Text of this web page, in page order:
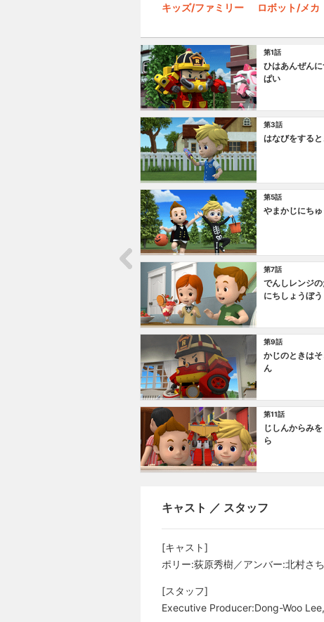
キッズ/ファミリー ロボット/メカ
第1話
ひはあんぜん
ぱい
第3話
はなびをする
第5話
やまかじにち
第7話
でんしレンジ
にちしょうぼ
第9話
かじのときは
ん
第11話
じしんからみ
ら
キャスト ／ スタッフ
[キャスト]
ポリー:荻原秀樹／アンバー:北村さ
[スタッフ]
Executive Producer:Dong-Woo